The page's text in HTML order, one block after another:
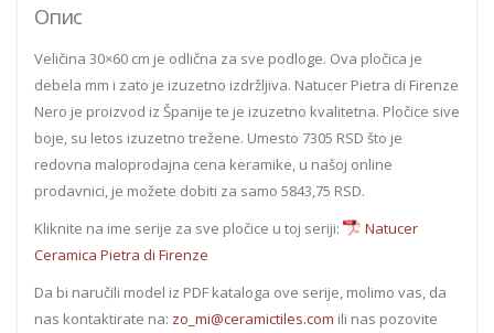
Опис
Veličina 30×60 cm je odlična za sve podloge. Ova pločica je
debela mm i zato je izuzetno izdržljiva. Natucer Pietra di Firenze
Nero je proizvod iz Španije te je izuzetno kvalitetna. Pločice sive
boje, su letos izuzetno trežene. Umesto 7305 RSD što je
redovna maloprodajna cena keramike, u našoj online
prodavnici, je možete dobiti za samo 5843,75 RSD.
Kliknite na ime serije za sve pločice u toj seriji:
Natucer
Ceramica Pietra di Firenze
Da bi naručili model iz PDF kataloga ove serije, molimo vas, da
nas kontaktirate na: zo_mi@ceramictiles.com ili nas pozovite